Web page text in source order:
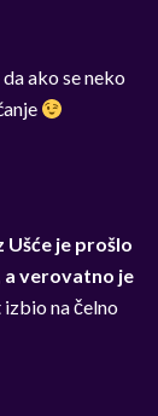
ako se neko
je prošlo
a verovatno je
izbio na čelno